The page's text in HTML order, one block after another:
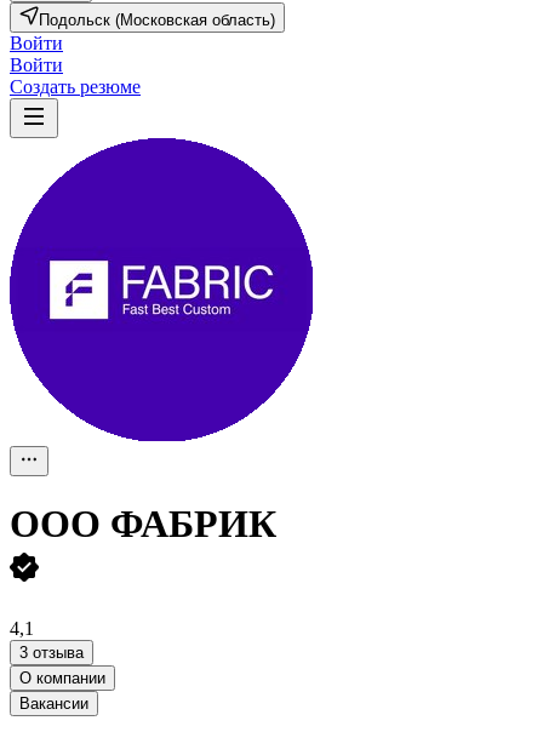
Подольск (Московская область)
Войти
Войти
Создать резюме
ООО ФАБРИК
4,1
3 отзыва
О компании
Вакансии